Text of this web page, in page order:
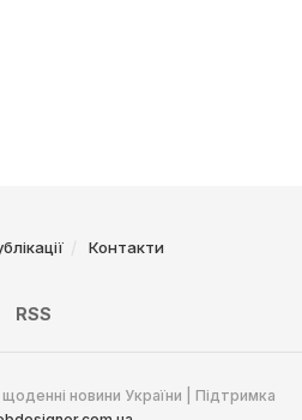
Контакти
RSS
новини України | Підтримка